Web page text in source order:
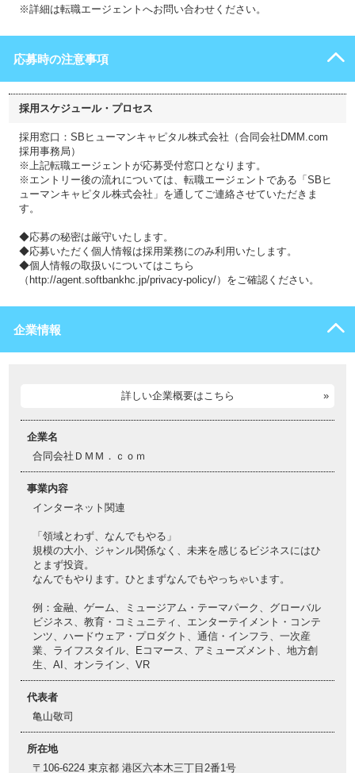
※詳細は転職エージェントへお問い合わせください。
応募時の注意事項
採用スケジュール・プロセス
採用窓口：SBヒューマンキャピタル株式会社（合同会社DMM.com
採用事務局）
※上記転職エージェントが応募受付窓口となります。
※エントリー後の流れについては、転職エージェントである「SBヒ
ューマンキャピタル株式会社」を通してご連絡させていただきま
す。
◆応募の秘密は厳守いたします。
◆応募いただく個人情報は採用業務にのみ利用いたします。
◆個人情報の取扱いについてはこちら
（http://agent.softbankhc.jp/privacy-policy/）をご確認ください。
企業情報
詳しい企業概要はこちら
企業名
合同会社ＤＭＭ．ｃｏｍ
事業内容
インターネット関連
「領域とわず、なんでもやる」
規模の大小、ジャンル関係なく、未来を感じるビジネスにはひ
とまず投資。
なんでもやります。ひとまずなんでもやっちゃいます。
例：金融、ゲーム、ミュージアム・テーマパーク、グローバル
ビジネス、教育・コミュニティ、エンターテイメント・コンテ
ンツ、ハードウェア・プロダクト、通信・インフラ、一次産
業、ライフスタイル、Eコマース、アミューズメント、地方創
生、AI、オンライン、VR
代表者
亀山敬司
所在地
〒106-6224 東京都 港区六本木三丁目2番1号